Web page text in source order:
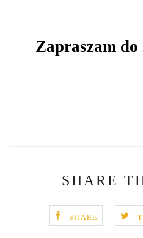
Zapraszam do
SHARE
SHARE